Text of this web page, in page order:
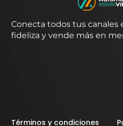
Conecta todos tus canales
fideliza y vende más en
Términos y condiciones